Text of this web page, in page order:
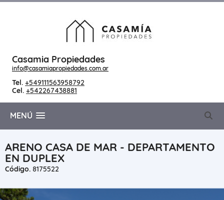
Casamia Propiedades
info@casamiapropiedades.com.ar
Tel. +549111563958792
Cel. +542267438881
MENÚ
ARENO CASA DE MAR - DEPARTAMENTO
EN DUPLEX
Código. 8175522